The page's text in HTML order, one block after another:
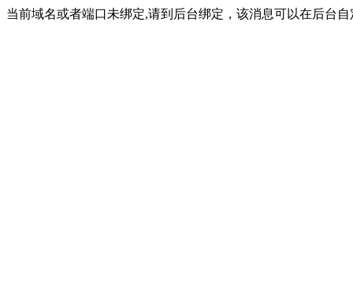
当前域名或者端口未绑定,请到后台绑定，该消息可以在后台自